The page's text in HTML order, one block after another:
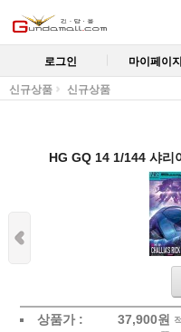
로그인 마이페이지
신규상품 신규상품
HG GQ 14 1/144 샤
상품가 : 37,900원